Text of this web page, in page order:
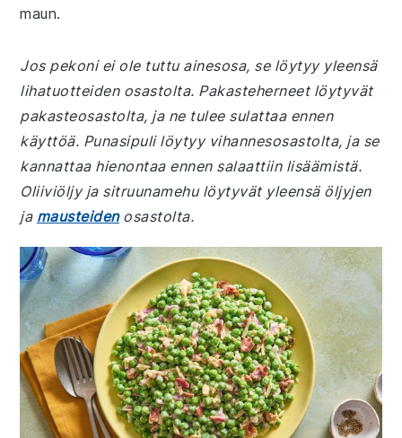
maun.
Jos pekoni ei ole tuttu ainesosa, se löytyy yleensä
lihatuotteiden osastolta. Pakasteherneet löytyvät
pakasteosastolta, ja ne tulee sulattaa ennen
käyttöä. Punasipuli löytyy vihannesosastolta, ja se
kannattaa hienontaa ennen salaattiin lisäämistä.
Oliiviöljy ja sitruunamehu löytyvät yleensä öljyjen
ja mausteidenosastolta.